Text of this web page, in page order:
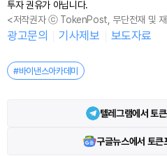
투자 권유가 아닙니다.
<저작권자 ⓒ TokenPost, 무단전재 및 재
광고문의 기사제보 보도자료
#바이낸스아카데미
텔레그램에서 토
구글뉴스에서 토큰